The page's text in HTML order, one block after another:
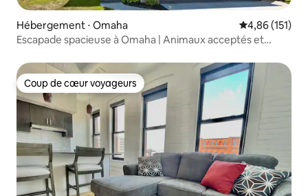
Hébergement ⋅ Omaha Évaluation
4,86 (151)
​Escapade spacieuse à Omaha | Animaux acceptés et
Coup de cœur voyageurs
Coup de cœur voyageurs